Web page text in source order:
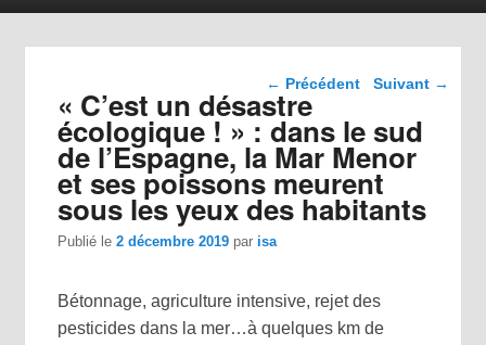
Navigation dans les
← Précédent Suivant →
« C’est un désastre
écologique ! » : dans le sud
de l’Espagne, la Mar Menor
et ses poissons meurent
sous les yeux des habitants
Publié le2 décembre 2019 par isa
Bétonnage, agriculture intensive, rejet des
pesticides dans la mer…à quelques km de